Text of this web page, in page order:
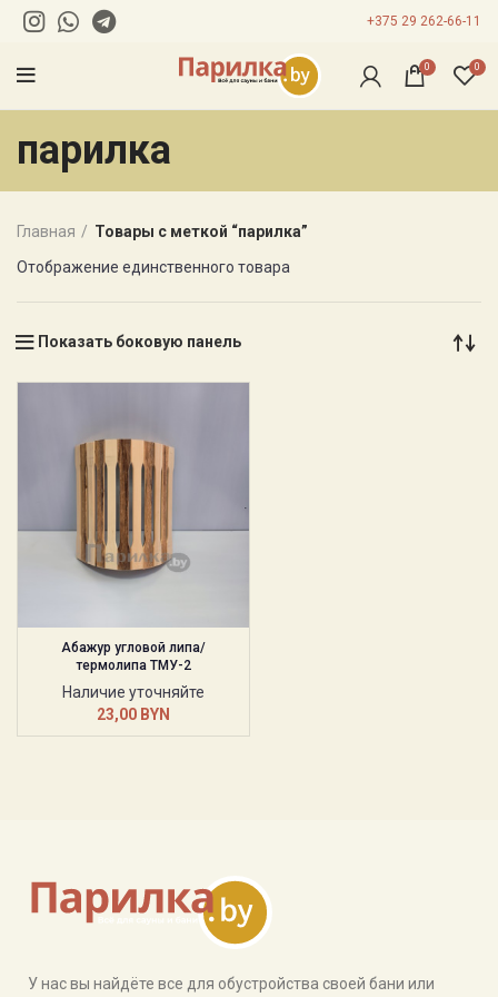
+375 29 262-66-11
0 0
парилка
Главная
Товары с меткой “парилка”
Отображение единственного товара
Показать боковую панель
Абажур угловой липа/
термолипа ТМУ-2
23,00 BYN
Наличие уточняйте
У нас вы найдёте все для обустройства своей бани или